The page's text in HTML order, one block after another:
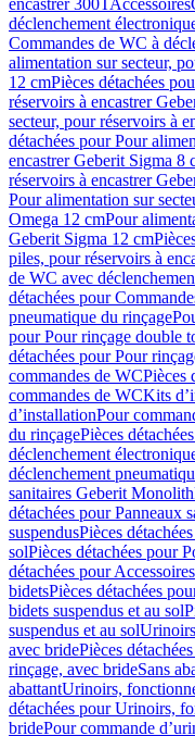
encastrer 300TAccessoires
déclenchement
Commandes de WC à
alimentation sur secteur,
12 cmPièces détachées
réservoirs à encastrer
secteur, pour réservoirs à
détachées pour Pour
encastrer Geberit Sigma 8
réservoirs à encastrer
Pour alimentation sur
Omega 12 cmPour
Geberit Sigma 12 cm
piles, pour réservoirs à
de WC avec
détachées pour
pneumatique du rinçage
pour Pour rinçage double
détachées pour Pour
commandes de WCPièces
commandes de WCKits
d’installationPour
du rinçagePièces
déclenchement
déclenchement
sanitaires Geberit Monolith
détachées pour Panneaux
suspendusPièces
solPièces détachées pour
détachées pour Accessoires
bidetsPièces détachées
bidets suspendus et au sol
suspendus et au solUrinoirs
avec bridePièces
rinçage, avec brideSans
abattantUrinoirs,
détachées pour Urinoirs,
bridePour commande